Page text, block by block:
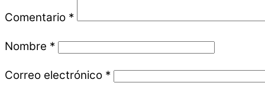
Comentario *
Nombre *
Correo electrónico *